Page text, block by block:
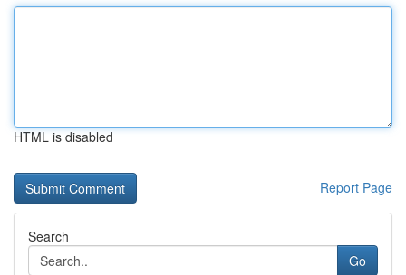
HTML is disabled
Report Page
Search
Go